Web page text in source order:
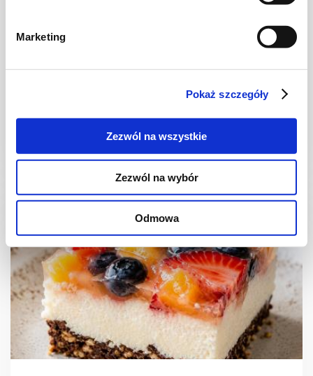
Marketing
Pokaż szczegóły
Zezwól na wszystkie
Zezwól na wybór
Odmowa
Naleśniki pistacjowe
30 min. 2216 kcal 4